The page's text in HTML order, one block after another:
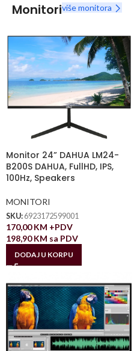
Monitoriviše monitora
Monitor 24” DAHUA LM24-
B200S DAHUA, FullHD, IPS,
100Hz, Speakers
MONITORI
SKU: 6923172599001
170,00KM +PDV
198,90KM sa PDV
DODAJ U KORPU